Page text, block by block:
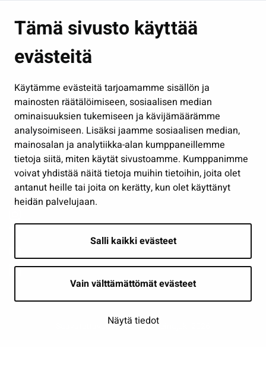
Tämä sivusto käyttää
evästeitä
Käytämme evästeitä tarjoamamme sisällön ja
mainosten räätälöimiseen, sosiaalisen median
ominaisuuksien tukemiseen ja kävijämäärämme
analysoimiseen. Lisäksi jaamme sosiaalisen median,
mainosalan ja analytiikka-alan kumppaneillemme
tietoja siitä, miten käytät sivustoamme. Kumppanimme
voivat yhdistää näitä tietoja muihin tietoihin, joita olet
antanut heille tai joita on kerätty, kun olet käyttänyt
heidän palvelujaan.
Salli kaikki evästeet
Vain välttämättömät evästeet
Näytä tiedot
Kasvatus ja opetus
Kulttuuri ja liikunta
Työ ja yrittäminen
Osallistu ja asioi
Näytä omat evästeasetukseni
Seuraa meitä
Saavutettavuusseloste | © Seinäjoki 2026